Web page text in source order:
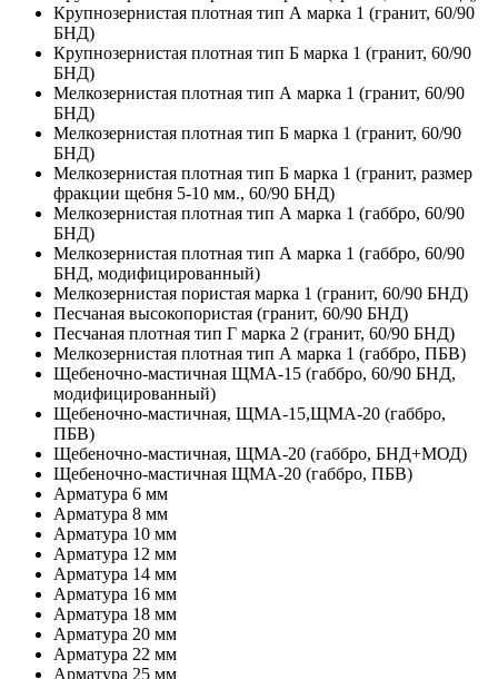
Крупнозернистая плотная тип А марка 1 (гранит, 60/90
БНД)
Крупнозернистая плотная тип Б марка 1 (гранит, 60/90
БНД)
Мелкозернистая плотная тип А марка 1 (гранит, 60/90
БНД)
Мелкозернистая плотная тип Б марка 1 (гранит, 60/90
БНД)
Мелкозернистая плотная тип Б марка 1 (гранит, размер
фракции щебня 5-10 мм., 60/90 БНД)
Мелкозернистая плотная тип А марка 1 (габбро, 60/90
БНД)
Мелкозернистая плотная тип А марка 1 (габбро, 60/90
БНД, модифицированный)
Мелкозернистая пористая марка 1 (гранит, 60/90 БНД)
Песчаная высокопористая (гранит, 60/90 БНД)
Песчаная плотная тип Г марка 2 (гранит, 60/90 БНД)
Мелкозернистая плотная тип А марка 1 (габбро, ПБВ)
Щебеночно-мастичная ЩМА-15 (габбро, 60/90 БНД,
модифицированный)
Щебеночно-мастичная, ЩМА-15,ЩМА-20 (габбро,
ПБВ)
Щебеночно-мастичная, ЩМА-20 (габбро, БНД+МОД)
Щебеночно-мастичная ЩМА-20 (габбро, ПБВ)
Арматура 6 мм
Арматура 8 мм
Арматура 10 мм
Арматура 12 мм
Арматура 14 мм
Арматура 16 мм
Арматура 18 мм
Арматура 20 мм
Арматура 22 мм
Арматура 25 мм